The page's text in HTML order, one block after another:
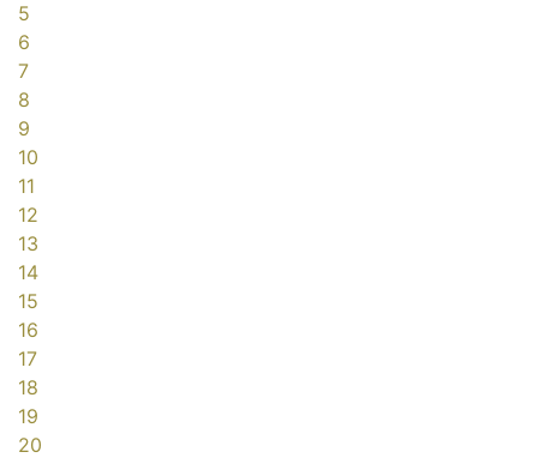
5
6
7
8
9
10
11
12
13
14
15
16
17
18
19
20